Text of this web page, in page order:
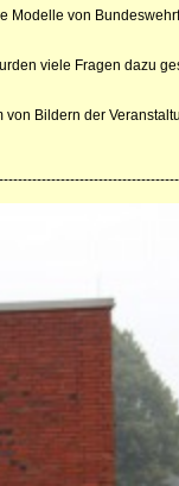
Modelle von
viele Fragen dazu
Bildern der